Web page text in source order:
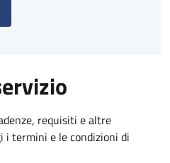
requisiti e altre
termini e le condizioni di